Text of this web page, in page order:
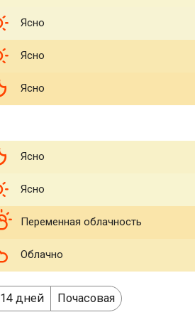
Ясно
Ясно
Ясно
Ясно
Ясно
Переменная облачность
Облачно
14 дней Почасовая